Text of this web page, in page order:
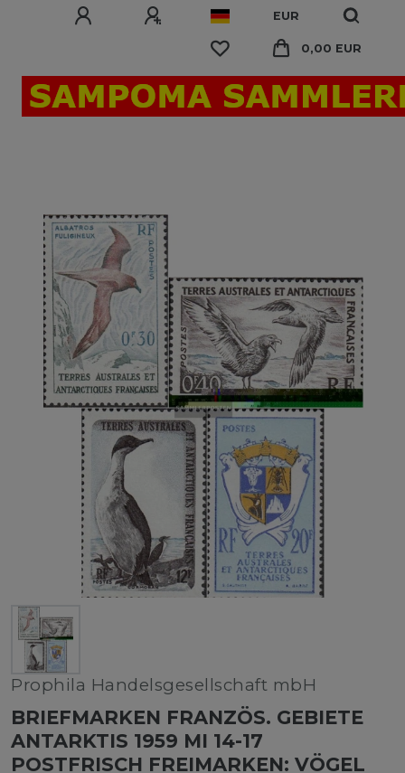
EUR
0,00 EUR
Prophila Handelsgesellschaft mbH
BRIEFMARKEN FRANZÖS. GEBIETE
ANTARKTIS 1959 MI 14-17
POSTFRISCH FREIMARKEN: VÖGEL